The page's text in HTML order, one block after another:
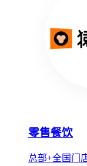
零售餐饮
总部+全国门